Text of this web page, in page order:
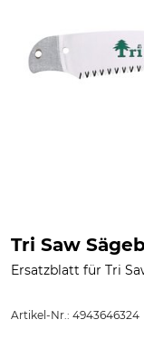
Tri Saw
Ersatzblatt für Tri
Artikel-Nr.: 4943646324